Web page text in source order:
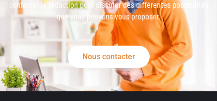
contacter la rédaction pour discuter des différentes possibilités
que vous pouvons vous proposer.
Nous contacter